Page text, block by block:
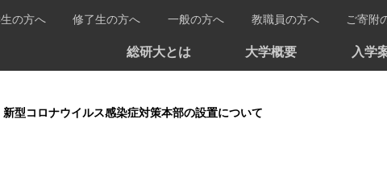
総研大とは 大学概要 入学
の方へ 修了生の方へ 一般の方へ 教職員の方へ ご寄附
新型コロナウイルス感染症対策本部の設置について